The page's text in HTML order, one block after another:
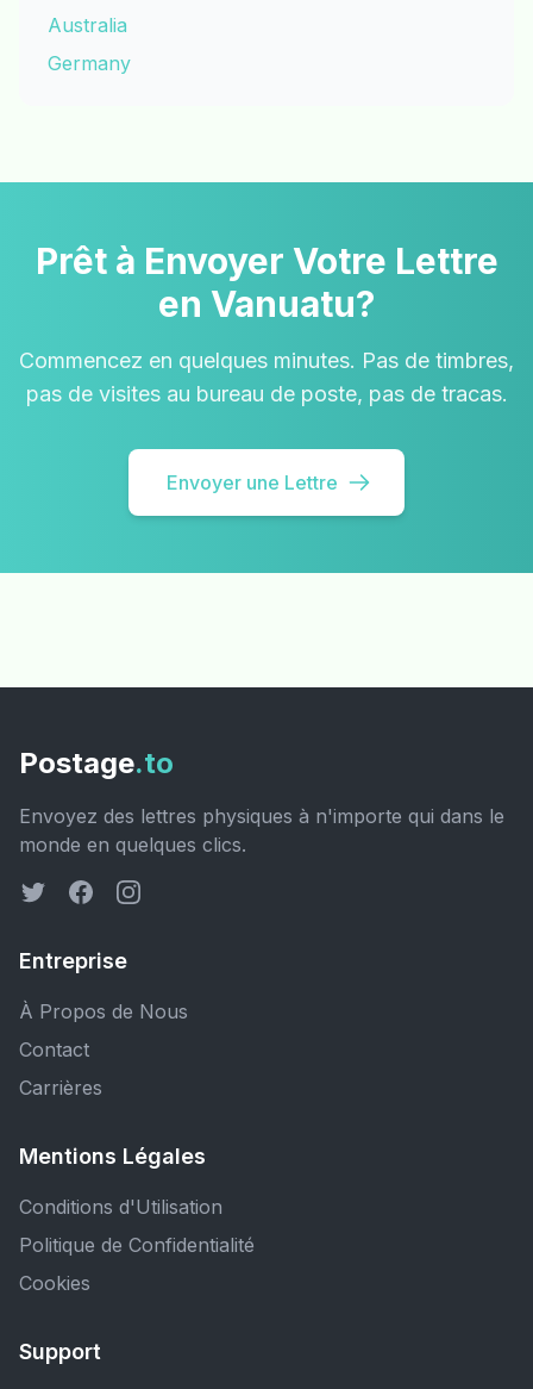
Australia
Germany
Prêt à Envoyer Votre Lettre
en Vanuatu?
Commencez en quelques minutes. Pas de timbres,
pas de visites au bureau de poste, pas de tracas.
Envoyer une Lettre
Postage.to
Envoyez des lettres physiques à n'importe qui dans le
monde en quelques clics.
Entreprise
À Propos de Nous
Contact
Carrières
Mentions Légales
Conditions d'Utilisation
Politique de Confidentialité
Cookies
Support